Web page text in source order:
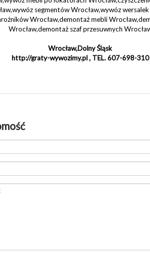
segmentów Wrocław,wywóz
Wrocław,demontaż mebli
Wrocław,demontaż szaf przesuwnych
Wrocław,Dolny Śląsk
http://graty-wywozimy.pl , TEL. 607-698-310